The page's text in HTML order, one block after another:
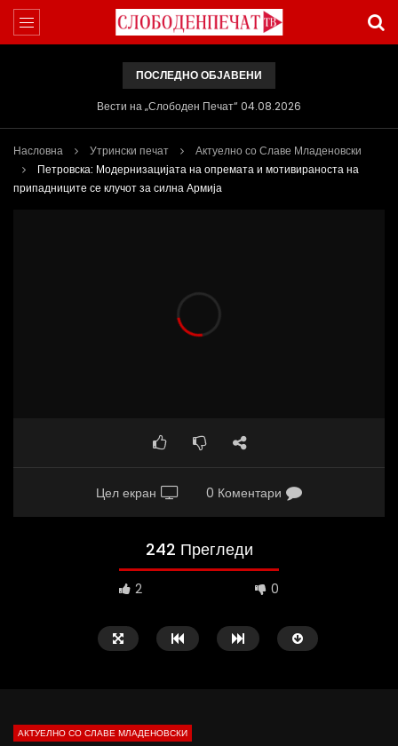
ПОСЛЕДНО ОБЈАВЕНИ
ВИДЕОИНТЕРВЈУ | Ѓоргева: Не се откажувајте од доењето
Насловна Утрински печат
Актуелно со Славе Младеновски
Петровска: Модернизацијата на опремата и мотивираноста на
припадниците се клучот за силна Армија
Цел екран 0 Коментари
242 Прегледи
2 0
АКТУЕЛНО СО СЛАВЕ МЛАДЕНОВСКИ